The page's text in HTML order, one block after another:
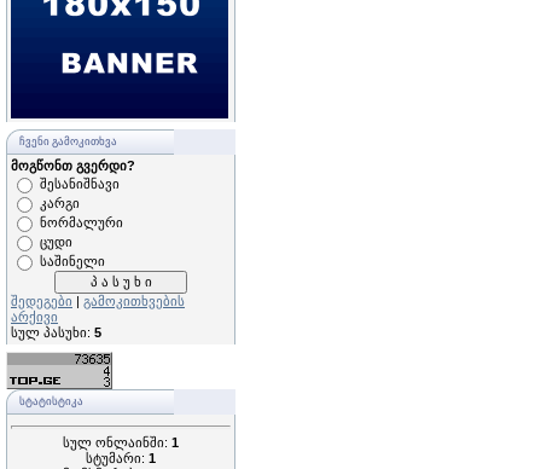
ᲩᲕᲔᲜᲘ ᲒᲐᲛᲝᲙᲘᲗᲮᲕᲐ
მოგწონთ გვერდი?
შესანიშნავი
კარგი
ნორმალური
ცუდი
საშინელი
შედეგები | გამოკითხვების
არქივი
სულ პასუხი: 5
ᲡᲢᲐᲢᲘᲡᲢᲘᲙᲐ
სულ ონლაინში: 1
სტუმარი: 1